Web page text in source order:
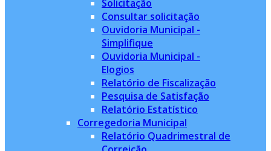
Solicitação
Consultar solicitação
Ouvidoria Municipal -
Simplifique
Ouvidoria Municipal -
Elogios
Relatório de Fiscalização
Pesquisa de Satisfação
Relatório Estatístico
Corregedoria Municipal
Relatório Quadrimestral de